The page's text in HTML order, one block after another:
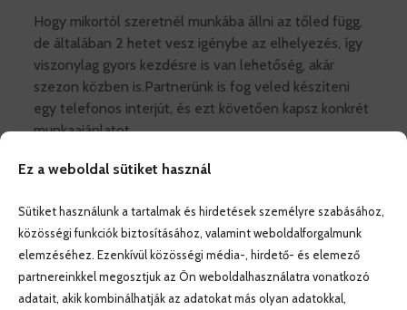
Ez a weboldal sütiket használ
Sütiket használunk a tartalmak és hirdetések személyre szabásához,
közösségi funkciók biztosításához, valamint weboldalforgalmunk
elemzéséhez. Ezenkívül közösségi média-, hirdető- és elemező
partnereinkkel megosztjuk az Ön weboldalhasználatra vonatkozó
adatait, akik kombinálhatják az adatokat más olyan adatokkal,
Hogy mikortól szeretnél munkába állni az tőled függ,
de általában 2 hetet vesz igénybe az elhelyezés, így
viszonylag gyors kezdésre is van lehetőség, akár
szezon közben is.Partnerünk is fog veled készíteni
egy telefonos interjút, és ezt követően kapsz konkrét
munkaajánlatot.
Amennyiben szeretnél jelentkezni, küldd el
illetve az alábbiakban felsorolt dokumentumokat a
zimre.eszter@crew.hu e-mail címre! Első lépésként
részt kell venned egy személyes -vagy skype interjún,
hogy felmérhessük nyelvtudásod és szakmai
ismereteid. Ezt követően tudjuk a jelentkezésed